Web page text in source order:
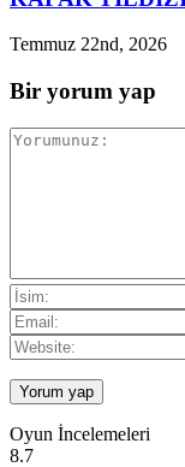
Temmuz 22nd, 2026
Bir yorum yap
Oyun İncelemeleri
8.7